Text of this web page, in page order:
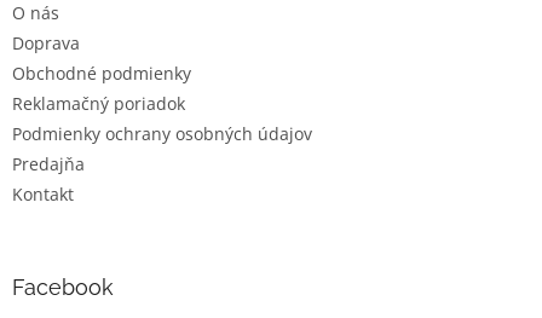
O nás
Doprava
Obchodné podmienky
Reklamačný poriadok
Podmienky ochrany osobných údajov
Predajňa
Kontakt
Facebook